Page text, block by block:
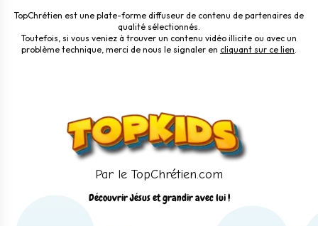
TopChrétien est une plate-forme diffuseur de contenu de partenaires de
qualité sélectionnés.
Toutefois, si vous veniez à trouver un contenu vidéo illicite ou avec un
problème technique, merci de nous le signaler en cliquant sur ce lien.
Par le TopChrétien.com
Découvrir Jésus et grandir avec lui !